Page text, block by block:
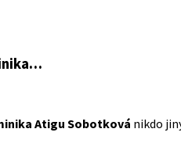
Atigu Sobotková nikdo